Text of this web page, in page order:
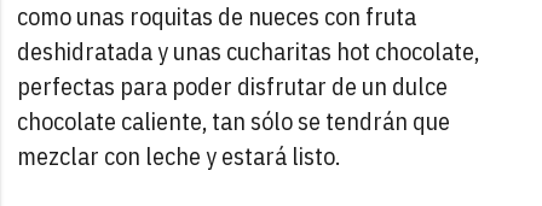
como unas roquitas de nueces con fruta
deshidratada y unas cucharitas hot chocolate,
perfectas para poder disfrutar de un dulce
chocolate caliente, tan sólo se tendrán que
mezclar con leche y estará listo.